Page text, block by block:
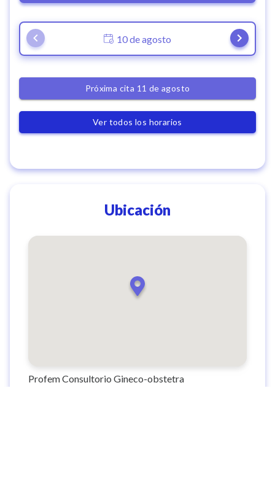
10 de agosto
Próxima cita 11 de agosto
Ver todos los horarios
Ubicación
Profem Consultorio Gineco-obstetra